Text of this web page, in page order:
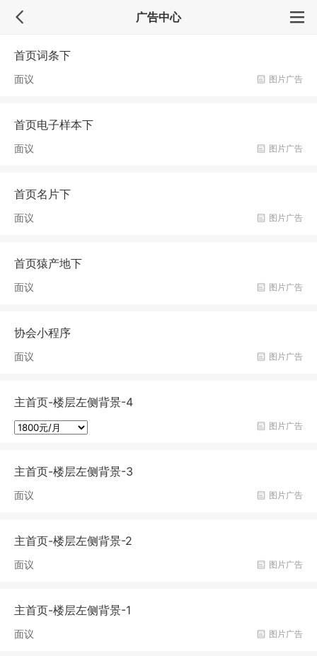
广告中心
首页词条下
面议 图片广告
首页电子样本下
面议 图片广告
首页名片下
面议 图片广告
首页猿产地下
面议 图片广告
协会小程序
面议 图片广告
主首页-楼层左侧背景-4
图片广告
主首页-楼层左侧背景-3
面议 图片广告
主首页-楼层左侧背景-2
面议 图片广告
主首页-楼层左侧背景-1
面议 图片广告